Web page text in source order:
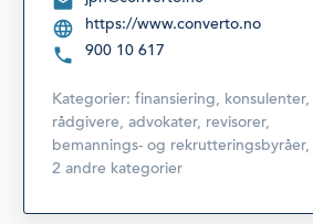
https://www.converto.no
900 10 617
Kategorier: finansiering, konsulenter,
rådgivere, advokater, revisorer,
bemannings- og rekrutteringsbyråer,
2 andre kategorier